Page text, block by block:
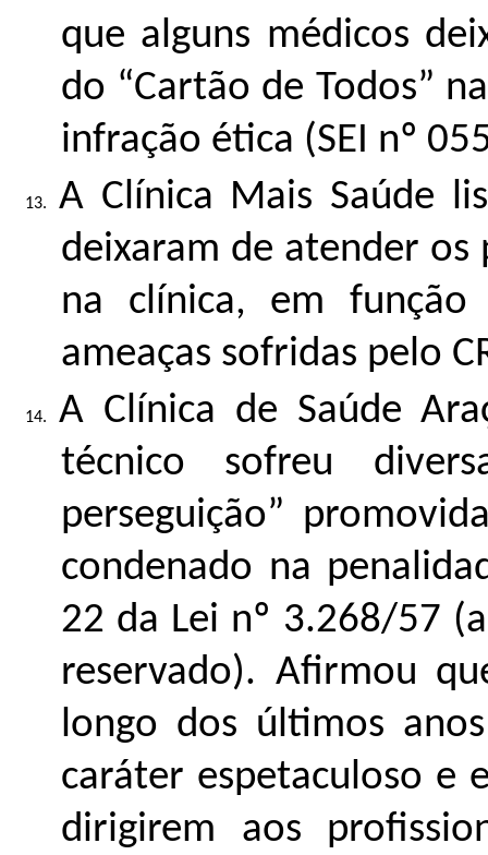
que alguns médicos
do “Cartão de Todos”
infração ética (SEI nº
A Clínica Mais Saúde
deixaram de atender os
na clínica, em função
ameaças sofridas pelo
A Clínica de Saúde
técnico sofreu
perseguição”
condenado na
22 da Lei nº 3.268/57
reservado). Afirmou
longo dos últimos
caráter espetaculoso e
dirigirem aos